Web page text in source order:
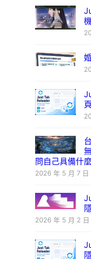
問自己具備什
2026 年 5 月 7 日
2026 年 5 月 2 日